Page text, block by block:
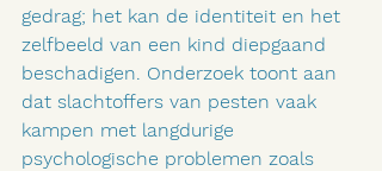
gedrag; het kan de identiteit en het
zelfbeeld van een kind diepgaand
beschadigen. Onderzoek toont aan
dat slachtoffers van pesten vaak
kampen met langdurige
psychologische problemen zoals